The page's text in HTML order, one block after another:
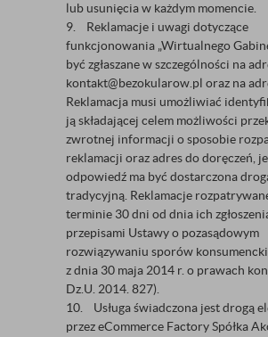
lub usunięcia w każdym momencie.
9. Reklamacje i uwagi dotyczące
funkcjonowania „Wirtualnego
być zgłaszane w szczególności na
kontakt@bezokularow.pl oraz na
Reklamacja musi umożliwiać
ją składającej celem możliwości
zwrotnej informacji o sposobie
reklamacji oraz adres do doręczeń,
odpowiedź ma być dostarczona
tradycyjną. Reklamacje
terminie 30 dni od dnia ich
przepisami Ustawy o pozasądowym
rozwiązywaniu sporów
z dnia 30 maja 2014 r. o prawach
Dz.U. 2014. 827).
10. Usługa świadczona jest drogą
przez eCommerce Factory Spółka